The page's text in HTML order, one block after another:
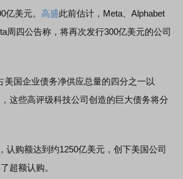
美元。 高盛此前估计，Meta、Alphabet
周四公告称，将再次发行300亿美元的公司
美国企业债务净供应总量的四分之一以
这些高评级科技公司创造的巨大债务将分
购额达到约1250亿美元，创下美国公司
超额认购。